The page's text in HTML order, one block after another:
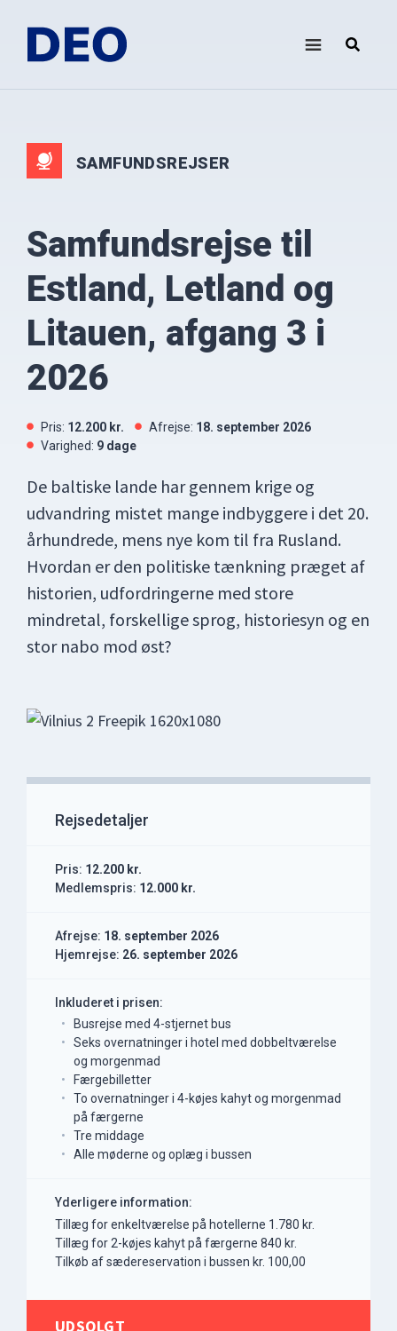
indhold
direkte
footer
Oplysningsforbundet
SAMFUNDSREJSER
Samfundsrejse til
Estland, Letland og
Litauen, afgang 3 i
2026
Pris: 12.200 kr. Afrejse: 18. september 2026
Varighed: 9 dage
De baltiske lande har gennem krige og
udvandring mistet mange indbyggere i det 20.
århundrede, mens nye kom til fra Rusland.
Hvordan er den politiske tænkning præget af
historien, udfordringerne med store
mindretal, forskellige sprog, historiesyn og en
stor nabo mod øst?
Rejsedetaljer
Pris: 12.200 kr.
Medlemspris: 12.000 kr.
Afrejse: 18. september 2026
Hjemrejse: 26. september 2026
Inkluderet i prisen:
Busrejse med 4-stjernet bus
Seks overnatninger i hotel med dobbeltværelse
og morgenmad
Færgebilletter
To overnatninger i 4-køjes kahyt og morgenmad
på færgerne
Tre middage
Alle møderne og oplæg i bussen
Yderligere information:
Tillæg for enkeltværelse på hotellerne 1.780 kr.
Tillæg for 2-køjes kahyt på færgerne 840 kr.
Tilkøb af sædereservation i bussen kr. 100,00
UDSOLGT